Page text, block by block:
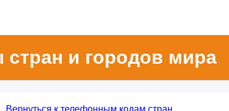
и городов мира
Вернуться к телефонным кодам стран